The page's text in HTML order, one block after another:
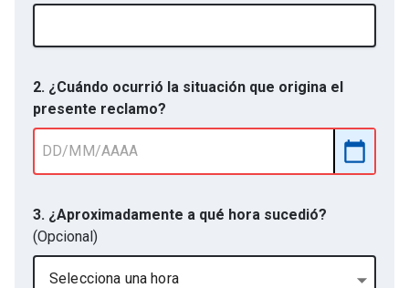
2. ¿Cuándo ocurrió la situación que origina el
presente reclamo?
3. ¿Aproximadamente a qué hora sucedió?
(Opcional)
Selecciona una hora